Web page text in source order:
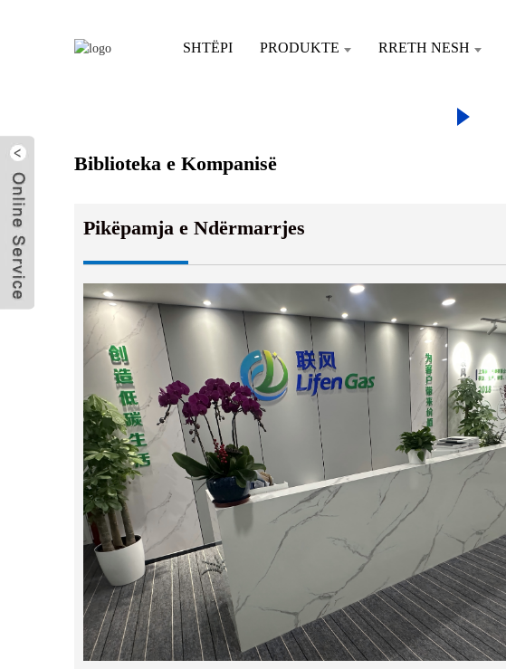
SHTËPI PRODUKTE RRETH NESH
Biblioteka e Kompanisë
Pikëpamja e Ndërmarrjes
Dërgo email